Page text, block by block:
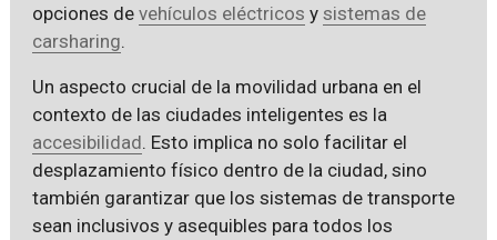
opciones de vehículos eléctricos y sistemas de
carsharing.
Un aspecto crucial de la movilidad urbana en el
contexto de las ciudades inteligentes es la
accesibilidad. Esto implica no solo facilitar el
desplazamiento físico dentro de la ciudad, sino
también garantizar que los sistemas de transporte
sean inclusivos y asequibles para todos los